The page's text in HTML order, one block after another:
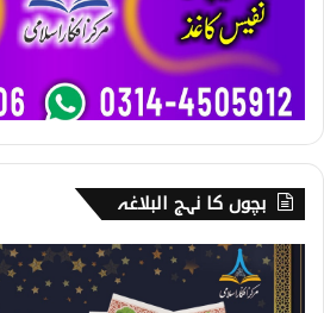
بچوں کا نہج البلاغہ